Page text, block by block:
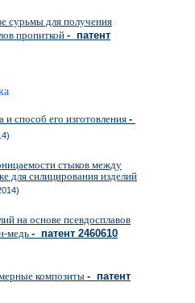
сурьмы для получения
пропиткой- патент
и способ его изготовления-
стыков между
для силицирования изделий
на основе псевдосплавов
медь - патент 2460610
композиты - патент